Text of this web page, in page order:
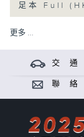
足本 Full
更多 ...
交 通
聯 絡